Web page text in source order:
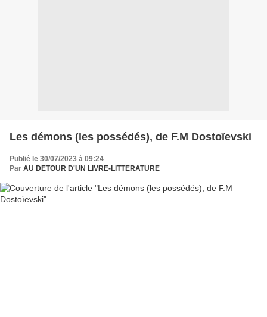
Les démons (les possédés), de F.M Dostoïevski
Publié le 30/07/2023 à 09:24
Par AU DETOUR D'UN LIVRE-LITTERATURE